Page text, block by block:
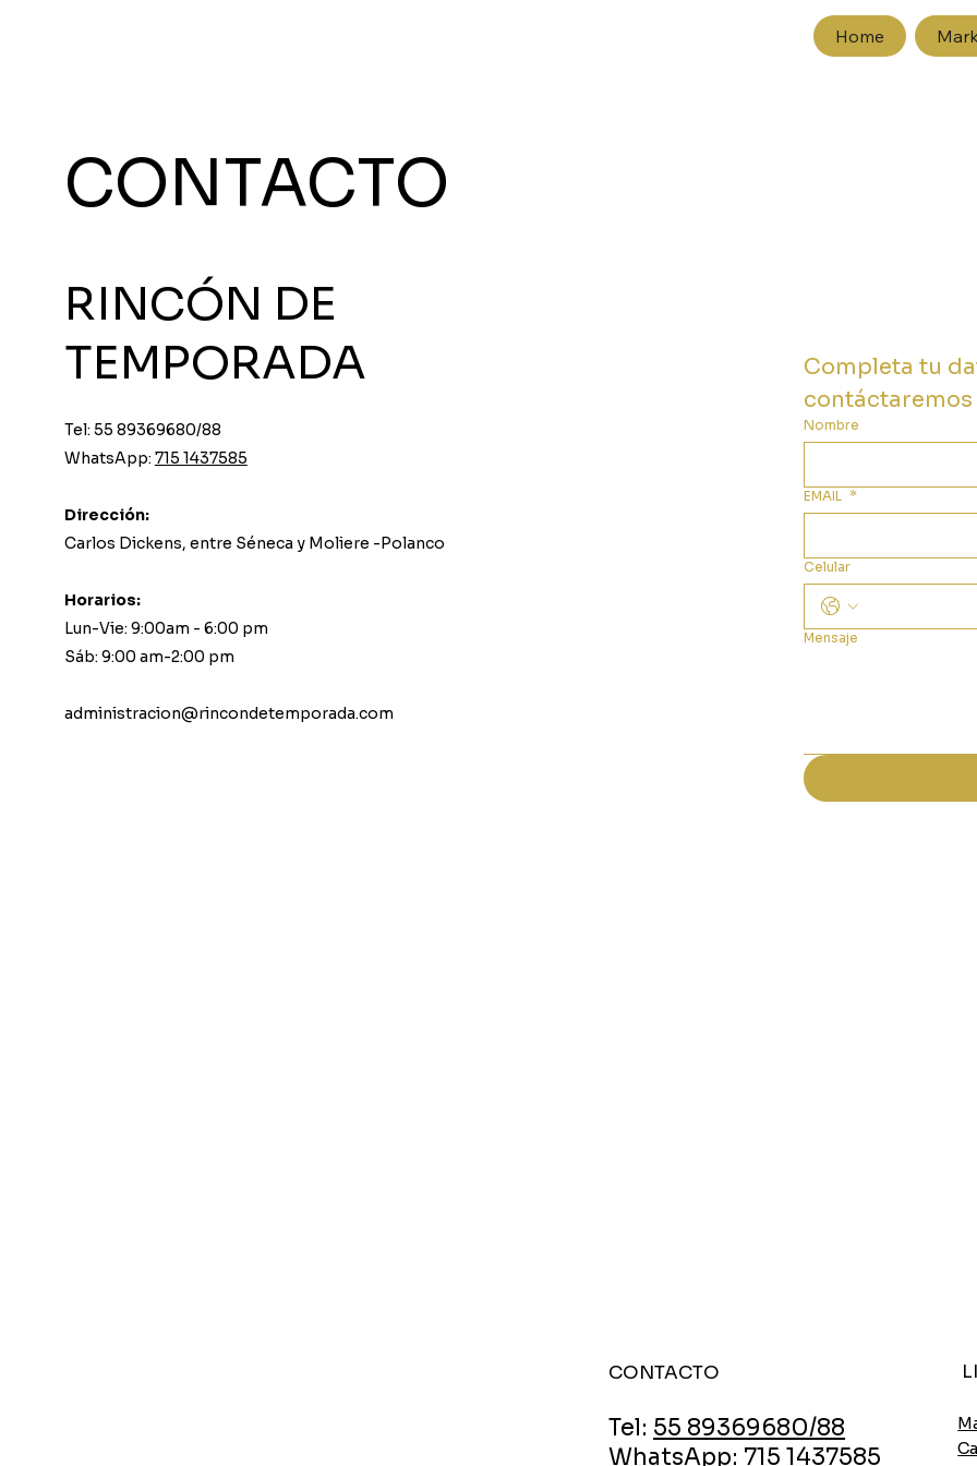
Home
CONTACTO
RINCÓN DE
TEMPORADA
Tel: 55 89369680/88
WhatsApp: 715 1437585
Dirección:
Carlos Dickens, entre Séneca y Moliere -Polanco
Horarios:
Lun-Vie: 9:00am - 6:00 pm
Sáb: 9:00 am-2:00 pm
administracion@rincondetemporada.com
Completa tu
Nombre
EMAIL *
Celular
Mensaje
CONTACTO
Tel: 55 89369680/88
WhatsApp: 715 1437585